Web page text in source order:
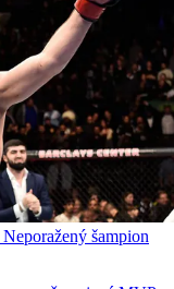
šampion